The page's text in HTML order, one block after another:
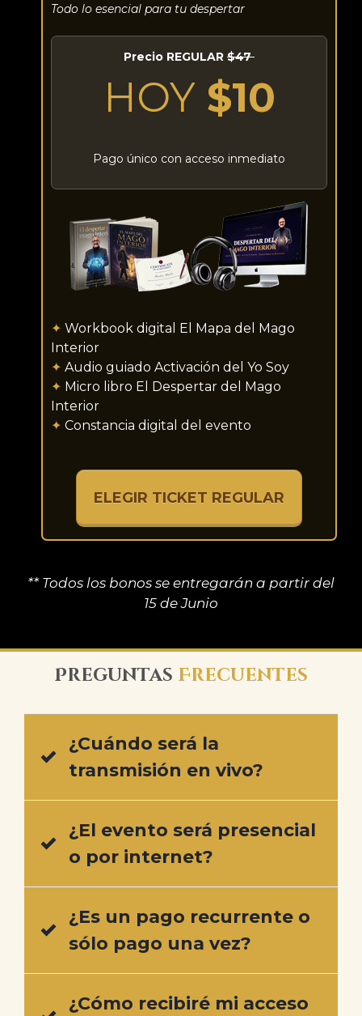
Todo lo esencial para tu despertar
Precio REGULAR $47
HOY$10
Pago único con acceso inmediato
✦ Workbook digital El Mapa del Mago
Interior
✦ Audio guiado Activación del Yo Soy
✦ Micro libro El Despertar del Mago
Interior
✦ Constancia digital del evento
ELEGIR TICKET REGULAR
** Todos los bonos se entregarán a partir del
15 de Junio
Preguntas Frecuentes
¿Cuándo será la
transmisión en vivo?
¿El evento será presencial
o por internet?
¿Es un pago recurrente o
sólo pago una vez?
¿Cómo recibiré mi acceso